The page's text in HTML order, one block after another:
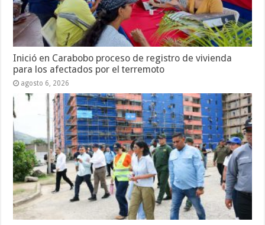
Inició en Carabobo proceso de registro de vivienda
para los afectados por el terremoto
agosto 6, 2026